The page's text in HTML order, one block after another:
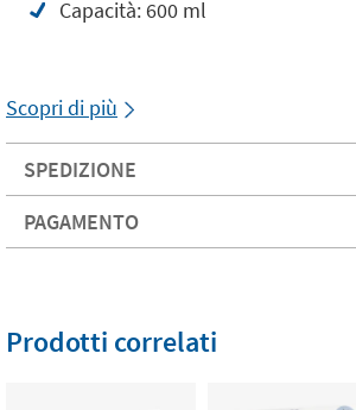
Capacità: 600 ml
Scopri di più
SPEDIZIONE
PAGAMENTO
Prodotti correlati